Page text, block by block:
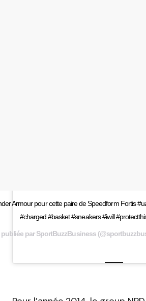
Armour pour cette paire de Speedform Fortis
#charged #basket #sneakers #iwill
par SportBuzzBusiness